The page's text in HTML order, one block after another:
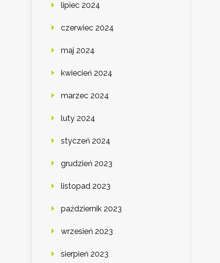
lipiec 2024
czerwiec 2024
maj 2024
kwiecień 2024
marzec 2024
luty 2024
styczeń 2024
grudzień 2023
listopad 2023
październik 2023
wrzesień 2023
sierpień 2023